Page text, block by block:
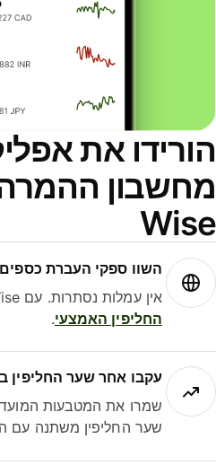
את
ההמרה
השוו ספקי העברת כספים
אין עמלות נסתרות. עם Wise תמיד תקבלו את
החליפין האמצעי.
עקבו אחר שער החליפין
שמרו את המטבעות
שער החליפין משתנה עם